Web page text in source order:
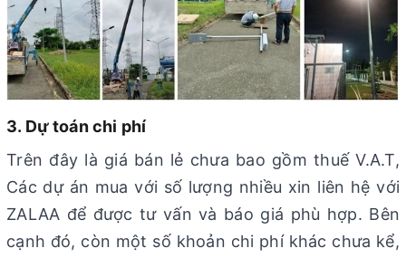
3. Dự toán chi phí
Trên đây là giá bán lẻ chưa bao gồm thuế V.A.T,
Các dự án mua với số lượng nhiều xin liên hệ với
ZALAA để được tư vấn và báo giá phù hợp. Bên
cạnh đó, còn một số khoản chi phí khác chưa kể,